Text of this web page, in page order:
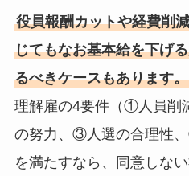
役員報酬カットや経費削
じてもなお基本給を下げ
るべきケースもあります。
理解雇の4要件（①人員削
の努力、③人選の合理性
を満たすなら、同意しな